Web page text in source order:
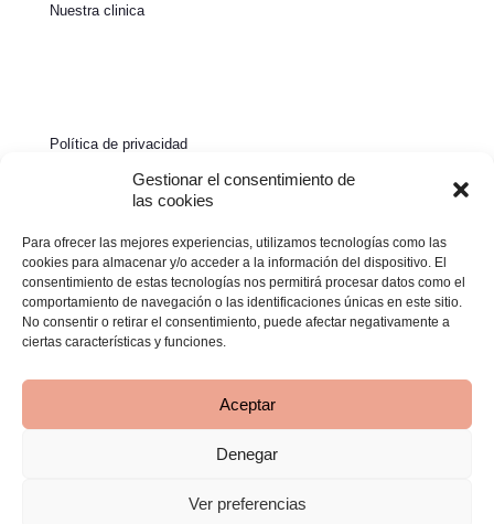
Gestionar el consentimiento de
las cookies
Para ofrecer las mejores experiencias, utilizamos tecnologías como las
cookies para almacenar y/o acceder a la información del dispositivo. El
consentimiento de estas tecnologías nos permitirá procesar datos como el
comportamiento de navegación o las identificaciones únicas en este sitio.
No consentir o retirar el consentimiento, puede afectar negativamente a
ciertas características y funciones.
Aceptar
Denegar
Ver preferencias
Nuestra clinica
Política de privacidad
Política de cookies
Declaración de accesibilidad
Desarrollado porTOOOLS